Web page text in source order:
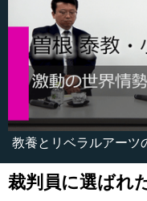
教養とリベラルアー
裁判員に選ばれ